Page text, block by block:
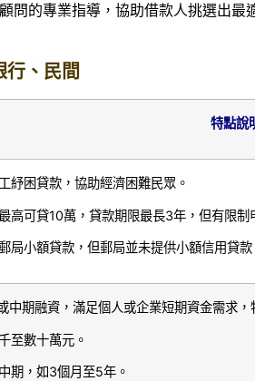
問的專業指導，協助借款人挑選出最
、民間
特點說
紓困貸款，協助經濟困難民眾。
高可貸10萬，貸款期限最長3年，但有限制
局小額貸款，但郵局並未提供小額信用貸
中期融資，滿足個人或企業短期資金需求，
至數十萬元。
期，如3個月至5年。